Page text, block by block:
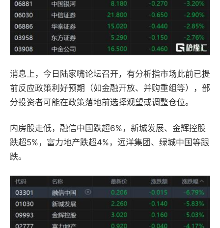
消息上，今日陆家嘴论坛召开，有分析指市场此前已提
前反应政策利好预期（如金融开放、并购重组等），部
分投资者可能在政策落地前选择观望或调整仓位。
内房股走低，融信中国跌超6%，新城发展、金辉控股
跌超5%，富力地产跌超4%，远洋集团、绿城中国等跟
跌。